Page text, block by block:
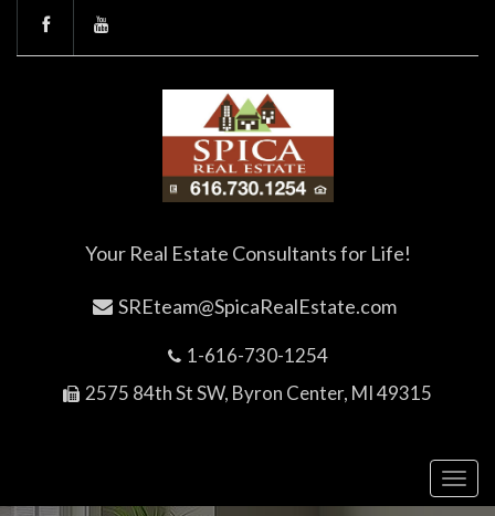
Your Real Estate Consultants for Life!
SREteam@SpicaRealEstate.com
1-616-730-1254
2575 84th St SW, Byron Center, MI 49315